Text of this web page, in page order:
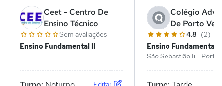
Ceet - Centro De
Ensino Técnico
Sem avaliações
Ensino Fundamental II
Editar
Colégio
De Porto
4.8 (2)
Ensino Fundamental II
São Sebastião Ii - Porto